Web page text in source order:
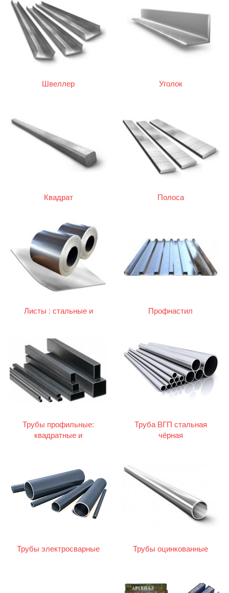
Швеллер Уголок
Квадрат Полоса
Листы : стальные и
Профнастил
Трубы профильные:
квадратные и
Труба ВГП стальная
чёрная
Трубы электросварные Трубы оцинкованные